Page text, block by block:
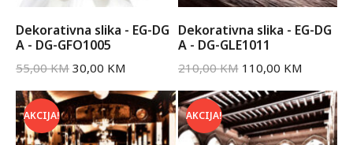
Dekorativna slika - EG-DG
A - DG-GFO1005
55,00KM 30,00 KM
Dekorativna slika - EG-DG
A - DG-GLE1011
210,00KM 110,00 KM
AKCIJA! AKCIJA!